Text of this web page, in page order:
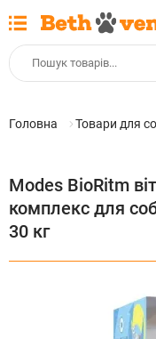
Головна Товари для
Modes BioRitm
комплекс для
30 кг